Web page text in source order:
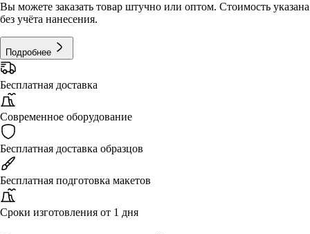
Вы можете заказать товар штучно или оптом. Стоимость указана
без учёта нанесения.
Подробнее
Бесплатная доставка
Современное оборудование
Бесплатная доставка образцов
Бесплатная подготовка макетов
Сроки изготовления от 1 дня